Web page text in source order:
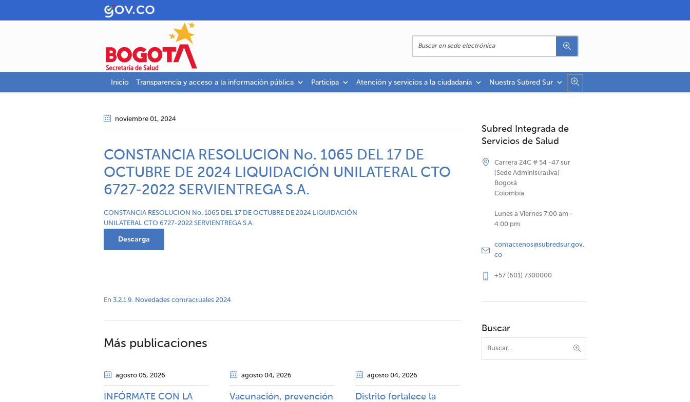
Inicio Transparencia y acceso a la información pública Participa Atención y servicios a la ciudadanía Nuestra Subred Sur
noviembre 01, 2024
CONSTANCIA RESOLUCION No. 1065 DEL 17 DE
OCTUBRE DE 2024 LIQUIDACIÓN UNILATERAL CTO
6727-2022 SERVIENTREGA S.A.
CONSTANCIA RESOLUCION No. 1065 DEL 17 DE OCTUBRE DE 2024 LIQUIDACIÓN
UNILATERAL CTO 6727-2022 SERVIENTREGA S.A.
Descarga
En 3.2.1.9. Novedades contractuales 2024
Más publicaciones
agosto 05, 2026
INFÓRMATE CON LA
agosto 04, 2026
Vacunación, prevención
agosto 04, 2026
Distrito fortalece la
Subred Integrada de
Servicios de Salud
Carrera 24C # 54 -47 sur
(Sede Administrativa)
Bogotá
Colombia
Lunes a Viernes 7:00 am -
4:00 pm
contactenos@subredsur.gov.
co
+57 (601) 7300000
Buscar